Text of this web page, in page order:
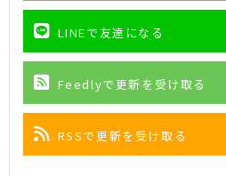
LINEで友達になる
Feedlyで更新を受け取る
RSSで更新を受け取る